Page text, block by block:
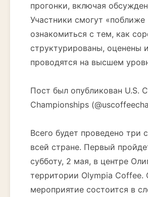
прогонки, включая
Участники смогут «поближе
ознакомиться с тем, как
структурированы, оценены и
проводятся на высшем
Пост был опубликован U.S.
Championships
Всего будет проведено три
всей стране. Первый
субботу, 2 мая, в центре
территории Olympia
мероприятие состоится в